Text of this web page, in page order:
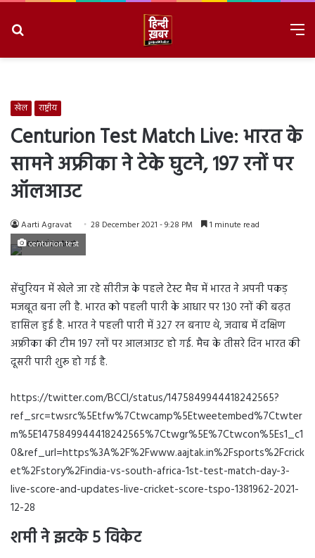
खेल राष्ट्रीय
Centurion Test Match Live: भारत के
सामने अफ्रीका ने टेके घुटने, 197 रनों पर
ऑलआउट
Aarti Agravat 28 December 2021 - 9:28 PM 1 minute read
centurion test
सेंचुरियन में खेले जा रहे सीरीज के पहले टेस्ट मैच में भारत ने अपनी पकड़
मजबूत बना ली है. भारत को पहली पारी के आधार पर 130 रनों की बढ़त
हासिल हुई है. भारत ने पहली पारी में 327 रन बनाए थे, जवाब में दक्षिण
अफ्रीका की टीम 197 रनों पर आलआउट हो गई. मैच के तीसरे दिन भारत की
दूसरी पारी शुरू हो गई है.
https://twitter.com/BCCI/status/1475849944418242565?
ref_src=twsrc%5Etfw%7Ctwcamp%5Etweetembed%7Ctwter
m%5E1475849944418242565%7Ctwgr%5E%7Ctwcon%5Es1_c1
0&ref_url=https%3A%2F%2Fwww.aajtak.in%2Fsports%2Fcrick
et%2Fstory%2Findia-vs-south-africa-1st-test-match-day-3-
live-score-and-updates-live-cricket-score-tspo-1381962-2021-
12-28
शमी ने झटके 5 विकेट